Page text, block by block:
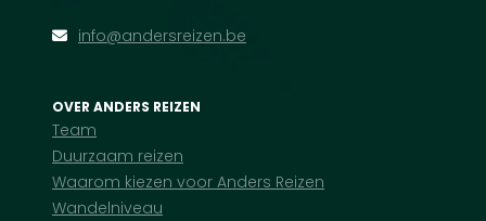
info@andersreizen.be
OVER ANDERS REIZEN
Team
Duurzaam reizen
Waarom kiezen voor Anders Reizen
Wandelniveau